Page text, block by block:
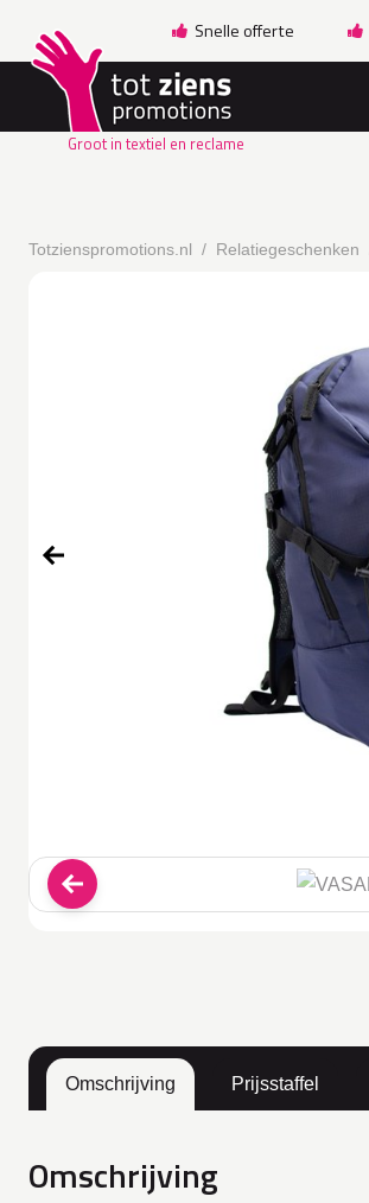
Snelle offerte
Groot in textiel en reclame
Totzienspromotions.nl Relatiegeschenken
Omschrijving Prijsstaffel
Omschrijving